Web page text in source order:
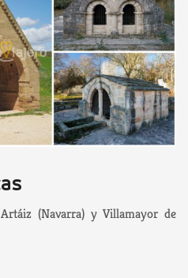
(Navarra) y Villamayor de